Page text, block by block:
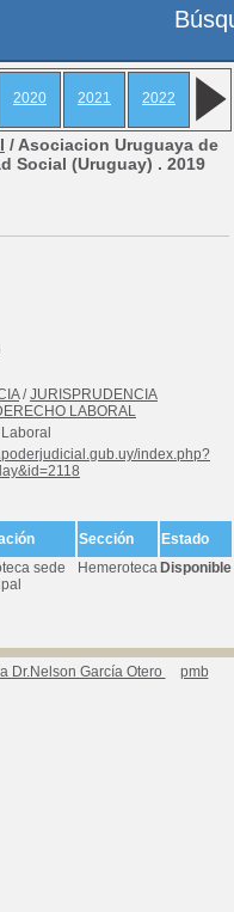
2020 2021 2022
/ Asociacion Uruguaya de
Social (Uruguay) . 2019
/JURISPRUDENCIA
LABORAL
index.php?
Sección
Estado
sede
Hemeroteca Disponible
Dr.Nelson García Otero pmb